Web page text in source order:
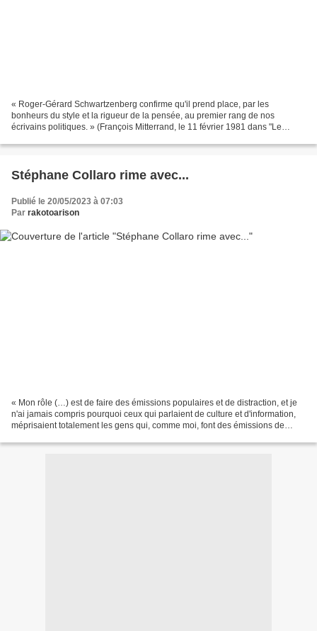
« Roger-Gérard Schwartzenberg confirme qu'il prend place, par les
bonheurs du style et la rigueur de la pensée, au premier rang de nos
écrivains politiques. » (François Mitterrand, le 11 février 1981 dans "Le
Stéphane Collaro rime avec...
Publié le 20/05/2023 à 07:03
Par rakotoarison
« Mon rôle (…) est de faire des émissions populaires et de distraction, et je
n'ai jamais compris pourquoi ceux qui parlaient de culture et d'information,
méprisaient totalement les gens qui, comme moi, font des émissions de